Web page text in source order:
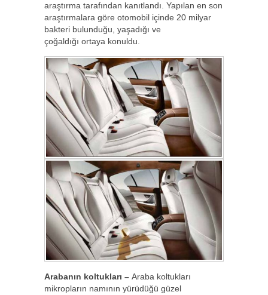
araştırma tarafından kanıtlandı. Yapılan en son
araştırmalara göre otomobil içinde 20 milyar
bakteri bulunduğu, yaşadığı ve
çoğaldığı ortaya konuldu.
Arabanın koltukları – Araba koltukları
mikropların namının yürüdüğü güzel